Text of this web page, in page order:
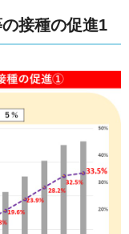
接種の促進1